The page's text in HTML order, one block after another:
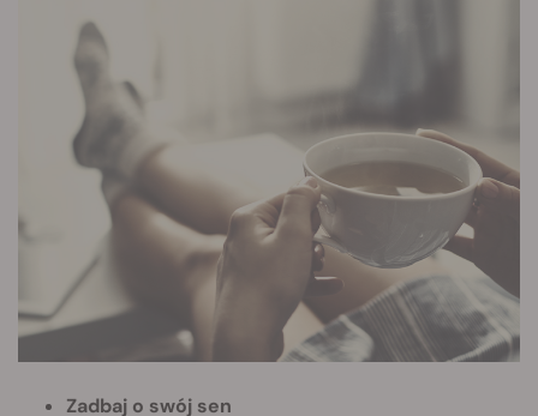
Zadbaj o swój sen